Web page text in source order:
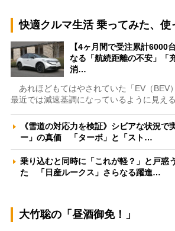
快適クルマ生活 乗ってみた、使
【4ヶ月間で受注累計6000
なる「航続距離の不安」「
消…
あれほどもてはやされていた「EV（BEV
最近では減速基調になっているように見え
《雪道の対応力を検証》シビアな状況で
ー」の真価 「ターボ」と「スト…
乗り込むと同時に「これが軽？」と戸惑
た 「日産ルークス」さらなる躍進…
大竹聡の「昼酒御免！」